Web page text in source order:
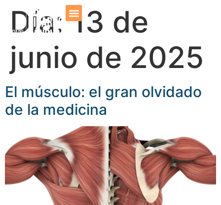
Día:13 de
junio de 2025
El músculo: el gran olvidado
de la medicina